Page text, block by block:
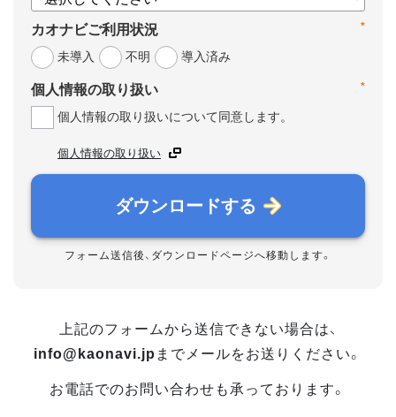
*
カオナビご利用状況
未導入 不明 導入済み
*
個人情報の取り扱い
個人情報の取り扱いについて同意します。
個人情報の取り扱い
ダウンロードする
フォーム送信後、ダウンロードページへ移動します。
上記のフォームから送信できない場合は、
info@kaonavi.jp までメールをお送りください。
お電話でのお問い合わせも承っております。